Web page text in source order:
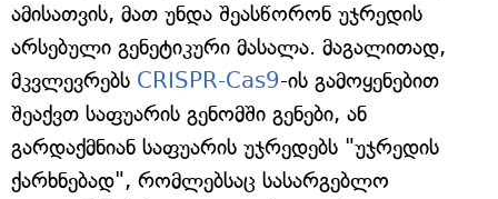
ამისათვის, მათ უნდა შეასწორონ უჯრედის
არსებული გენეტიკური მასალა. მაგალითად,
მკვლევრებს CRISPR-Cas9-ის გამოყენებით
შეაქვთ საფუარის გენომში გენები, ან
გარდაქმნიან საფუარის უჯრედებს "უჯრედის
ქარხნებად", რომლებსაც სასარგებლო